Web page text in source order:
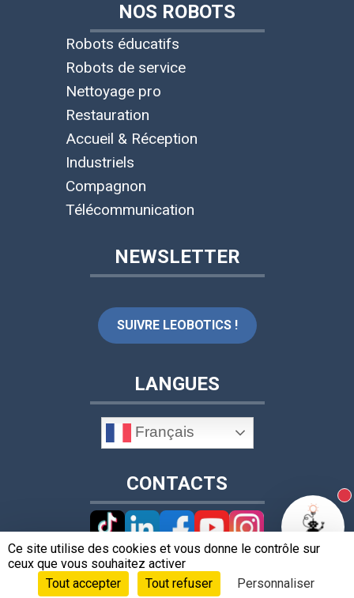
NOS ROBOTS
Robots éducatifs
Robots de service
Nettoyage pro
Restauration
Accueil & Réception
Industriels
Compagnon
Télécommunication
NEWSLETTER
SUIVRE LEOBOTICS !
LANGUES
Français
CONTACTS
+33 4 78 62 17 36
Ce site utilise des cookies et vous donne le contrôle sur
ceux que vous souhaitez activer
Tout accepter
Tout refuser
Personnaliser